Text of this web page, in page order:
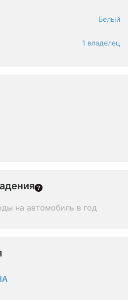
Белый
1 владелец
на автомобиль в год